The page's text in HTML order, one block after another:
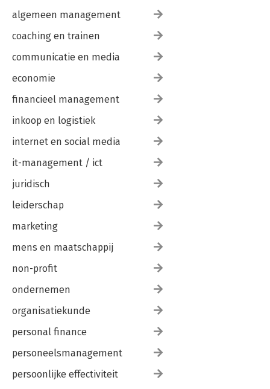
algemeen management
coaching en trainen
communicatie en media
economie
financieel management
inkoop en logistiek
internet en social media
it-management / ict
juridisch
leiderschap
marketing
mens en maatschappij
non-profit
ondernemen
organisatiekunde
personal finance
personeelsmanagement
persoonlijke effectiviteit